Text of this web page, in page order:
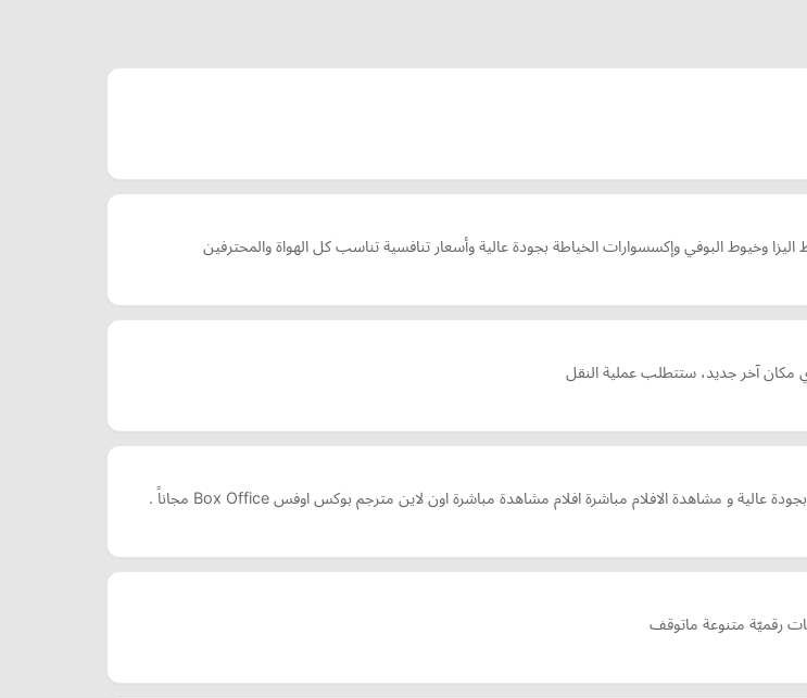
البوفي وإكسسوارات الخياطة بجودة عالية وأسعار تنافسية تناسب كل الهواة والمحترفين
مكان آخر جديد، ستتطلب عملية النقل
رقميّة متنوعة ماتوقف